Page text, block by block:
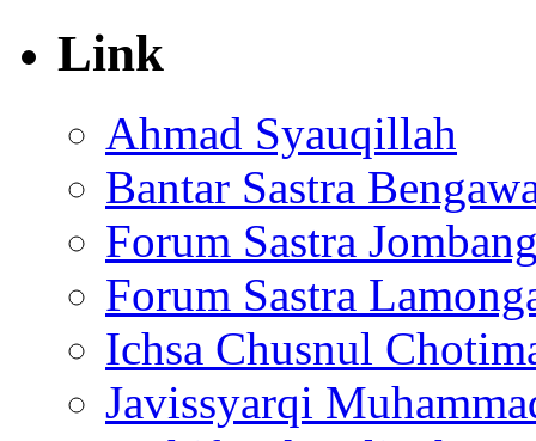
Link
Ahmad Syauqillah
Bantar Sastra
Forum Sastra
Forum Sastra
Ichsa Chusnul
Javissyarqi